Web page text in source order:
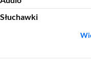
Słuchawki